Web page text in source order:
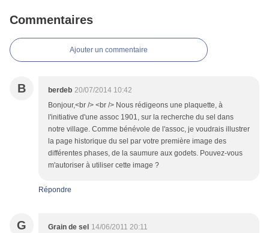
Commentaires
Ajouter un commentaire
B berdeb 20/07/2014 10:42
Bonjour,<br /> <br /> Nous rédigeons une plaquette, à
l'initiative d'une assoc 1901, sur la recherche du sel dans
notre village. Comme bénévole de l'assoc, je voudrais illustrer
la page historique du sel par votre première image des
différentes phases, de la saumure aux godets. Pouvez-vous
m'autoriser à utiliser cette image ?
Répondre
G Grain de sel 14/06/2011 20:11